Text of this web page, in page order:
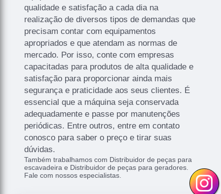
qualidade e satisfação a cada dia na
realização de diversos tipos de demandas que
precisam contar com equipamentos
apropriados e que atendam as normas de
mercado. Por isso, conte com empresas
capacitadas para produtos de alta qualidade e
satisfação para proporcionar ainda mais
segurança e praticidade aos seus clientes. É
essencial que a máquina seja conservada
adequadamente e passe por manutenções
periódicas. Entre outros, entre em contato
conosco para saber o preço e tirar suas
dúvidas.
Também trabalhamos com Distribuidor de peças para
escavadeira e Distribuidor de peças para geradores.
Fale com nossos especialistas.